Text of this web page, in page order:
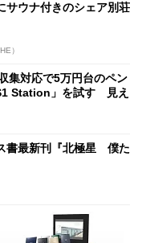
サウナ付きのシェア別荘
）
集対応で5万円台のペン
Station」を試す 見え
書最新刊『北極星 僕た